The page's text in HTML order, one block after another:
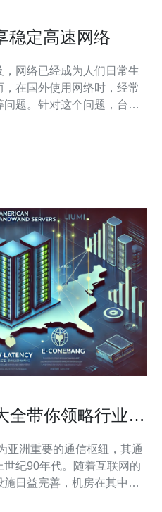
稳定高速网络
网络已经成为人们日常生
在国外使用网络时，经常
题。针对这个问题，台湾
卡。它提供了稳定高速的
全带你领略行业风
纪90年代。随着互联网的
日益完善，机房在其中扮